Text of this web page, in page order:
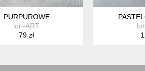
PURPUROWE
lori-ART
79 zł